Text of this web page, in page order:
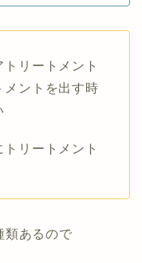
リートメント
メントを出す時
リートメント
類あるので